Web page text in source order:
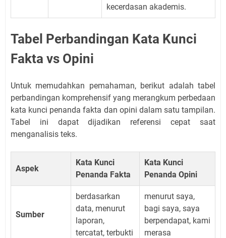
kecerdasan akademis.
Tabel Perbandingan Kata Kunci
Fakta vs Opini
Untuk memudahkan pemahaman, berikut adalah tabel
perbandingan komprehensif yang merangkum perbedaan
kata kunci penanda fakta dan opini dalam satu tampilan.
Tabel ini dapat dijadikan referensi cepat saat
menganalisis teks.
Aspek
Kata Kunci
Penanda Fakta
Kata Kunci
Penanda Opini
Sumber
berdasarkan
data, menurut
laporan,
tercatat, terbukti
menurut saya,
bagi saya, saya
berpendapat, kami
merasa